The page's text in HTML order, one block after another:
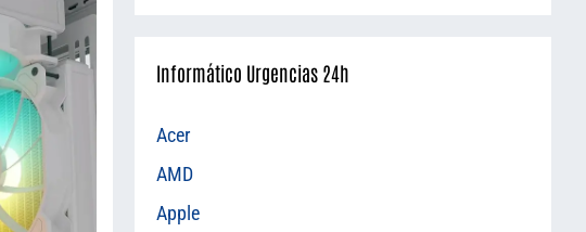
Informático Urgencias 24h
Acer
AMD
Apple